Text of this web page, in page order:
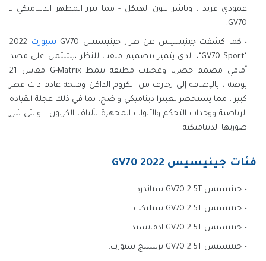
عمودي فريد ، وناشر بلون الهيكل - مما يبرز المظهر الديناميكي لـ
GV70.
كما كشفت جينيسيس عن طراز جينيسيس GV70 سبورت 2022
"GV70 Sport"، الذي يتميز بتصميم ملفت للنظر ،يشتمل على مصد
أمامي مصمم حصريا وعجلات مطبقة بنمط G-Matrix مقاس 21
بوصة ، بالإضافة إلى زخارف من الكروم الداكن وفتحة عادم ذات قطر
كبير ، مما يستحضر تعبيرا ديناميكي واضح، بما في ذلك عجلة القيادة
الرياضية ووحدات التحكم والأبواب المجهزة بألياف الكربون ، والتي تبرز
صورتها الديناميكية.
فئات جينيسيس GV70 2022
جينيسيس GV70 2.5T ستاندرد.
جينيسيس GV70 2.5T سيليكت.
جينيسيس GV70 2.5T ادفانسيد.
جينيسيس GV70 2.5T برستيج سبورت.